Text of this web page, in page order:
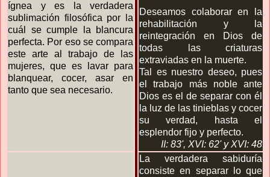
ígnea y es la verdadera
sublimación filosófica por la
cuál se cumple la blancura
perfecta. Por eso se compara
este arte al trabajo de las
mujeres, que es lavar para
blanquear, cocer, asar en
tanto que sea necesario.
Deseamos colaborar en la
rehabilitación y la
reintegración en Dios de
todas las criaturas
extraviadas en la muerte.
Tal es nuestro deseo, pues
el trabajo más noble ante
Dios es el de separar con él
la luz de las tinieblas y cocer
su verdad, hasta el
esplendor fijo y perfecto.
II: 83', XVI: 62'y XVI: 48
La verdadera sabiduría
consiste en separar lo que